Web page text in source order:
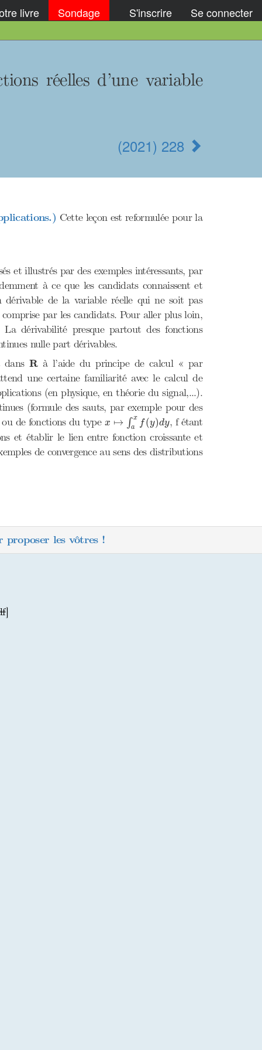
livre Sondage S'inscrire Se connecter
réelles d’une variable
(2021) 228
Cette leçon est reformulée pour la
et illustrés par des exemples intéressants, par
à ce que les candidats connaissent et
dérivable de la variable réelle qui ne soit pas
par les candidats. Pour aller plus loin,
La dérivabilité presque partout des fonctions
nulle part dérivables.
dans R
Rà l’aide du principe de calcul « par
une certaine familiarité avec le calcul de
(en physique, en théorie du signal,...).
(formule des sauts, par exemple pour des
ou de fonctions du typex ↦ ∫ x
a
f(y)dy
x↦ xf( y)d y
, f étant
et établir le lien entre fonction croissante et
de convergence au sens des distributions
proposer les vôtres !
]